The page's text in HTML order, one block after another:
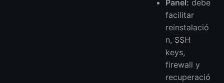
Panel: debe
facilitar
reinstalació
n, SSH
keys,
firewall y
recuperació